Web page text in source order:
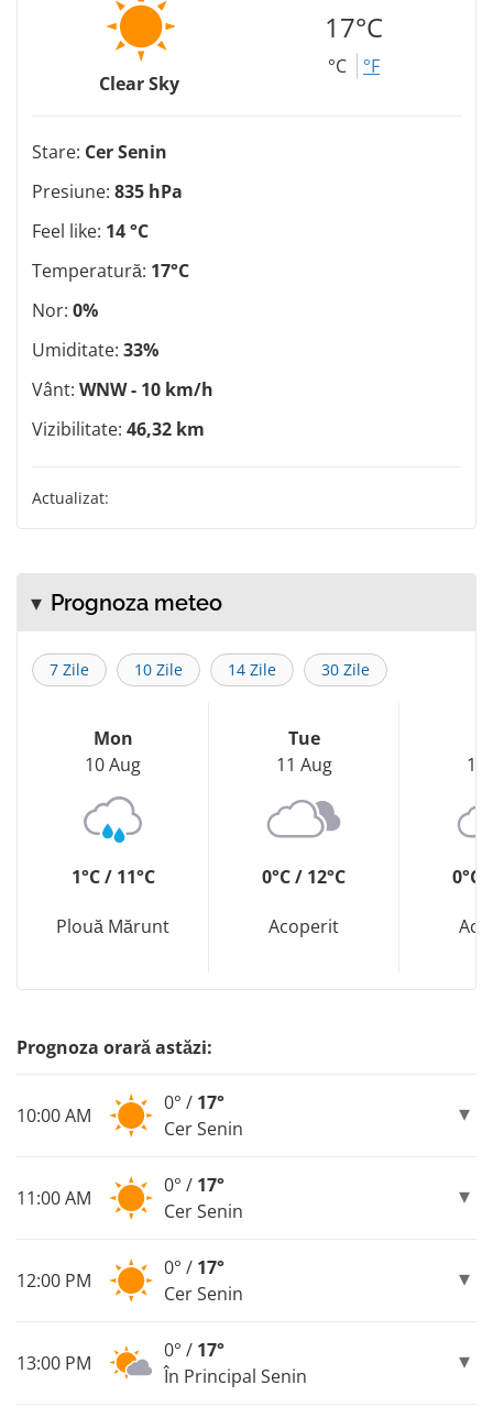
Clear Sky
17°C
°C °F
Stare: Cer Senin
Presiune: 835 hPa
Feel like: 14 °C
Temperatură: 17°C
Nor: 0%
Umiditate: 33%
Vânt: WNW - 10 km/h
Vizibilitate: 46,32 km
Actualizat:
Prognoza meteo
7 Zile 10 Zile 14 Zile 30 Zile
Mon
10 Aug
1°C / 11°C
Plouă Mărunt
Tue
11 Aug
0°C / 12°C
Acoperit
12
0°C
Prognoza orară astăzi:
10:00 AM
0° / 17°
Cer Senin
11:00 AM
0° / 17°
Cer Senin
12:00 PM
0° / 17°
Cer Senin
13:00 PM
0° / 17°
În Principal Senin